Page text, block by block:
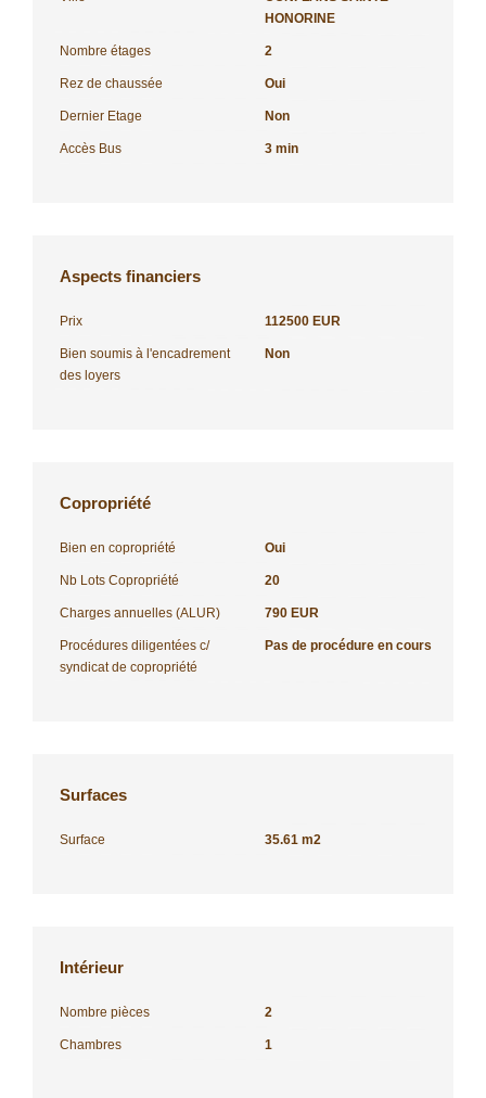
HONORINE
Nombre étages 2
Rez de chaussée Oui
Dernier Etage Non
Accès Bus 3 min
Aspects financiers
Prix 112500 EUR
Bien soumis à l'encadrement
des loyers
Non
Copropriété
Bien en copropriété Oui
Nb Lots Copropriété 20
Charges annuelles (ALUR) 790 EUR
Procédures diligentées c/
syndicat de copropriété
Pas de procédure en cours
Surfaces
Surface 35.61 m2
Intérieur
Nombre pièces 2
Chambres 1